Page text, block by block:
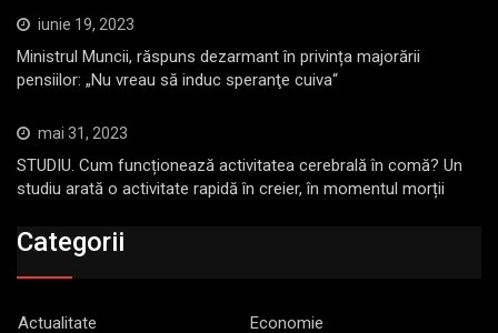
iunie 19, 2023
Ministrul Muncii, răspuns dezarmant în privința majorării
pensiilor: „Nu vreau să induc speranţe cuiva“
mai 31, 2023
STUDIU. Cum funcționează activitatea cerebrală în comă? Un
studiu arată o activitate rapidă în creier, în momentul morții
Categorii
Actualitate Economie